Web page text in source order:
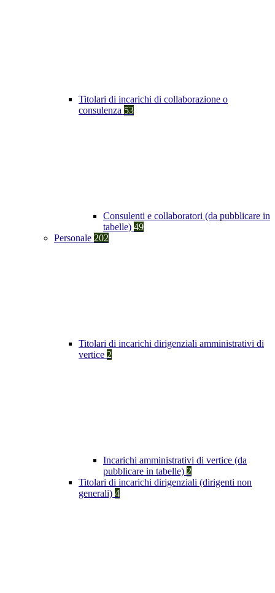
Titolari di incarichi di collaborazione o
consulenza 53
Consulenti e collaboratori (da pubblicare in
tabelle) 49
Personale 202
Titolari di incarichi dirigenziali amministrativi di
vertice 2
Incarichi amministrativi di vertice (da
pubblicare in tabelle) 2
Titolari di incarichi dirigenziali (dirigenti non
generali) 4